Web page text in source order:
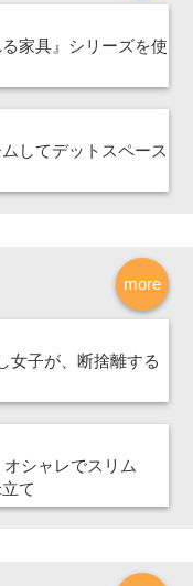
家具』シリーズを使
してデットスペース
more
女子が、断捨離する
シャレでスリム
て